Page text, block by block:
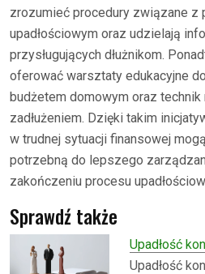
zrozumieć procedury związane z
upadłościowym oraz udzielają
przysługujących dłużnikom.
oferować warsztaty edukacyjne
budżetem domowym oraz
zadłużeniem. Dzięki takim
w trudnej sytuacji finansowej
potrzebną do lepszego
zakończeniu procesu
Sprawdź także
Upadłość
Upadłość